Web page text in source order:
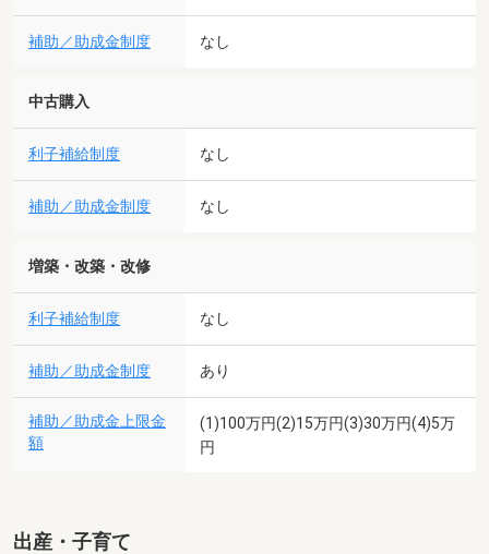
補助／助成金制度 なし
中古購入
利子補給制度 なし
補助／助成金制度 なし
増築・改築・改修
利子補給制度 なし
補助／助成金制度 あり
補助／助成金上限金
額
(1)100万円(2)15万円(3)30万円(4)5万
円
出産・子育て